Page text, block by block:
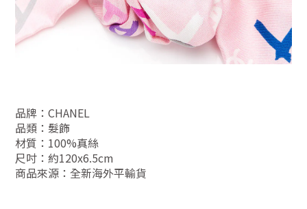
品牌：CHANEL
品類： 髮飾
材質： 100%真絲
尺吋： 約120x6.5cm
商品來源：全新海外平輸貨